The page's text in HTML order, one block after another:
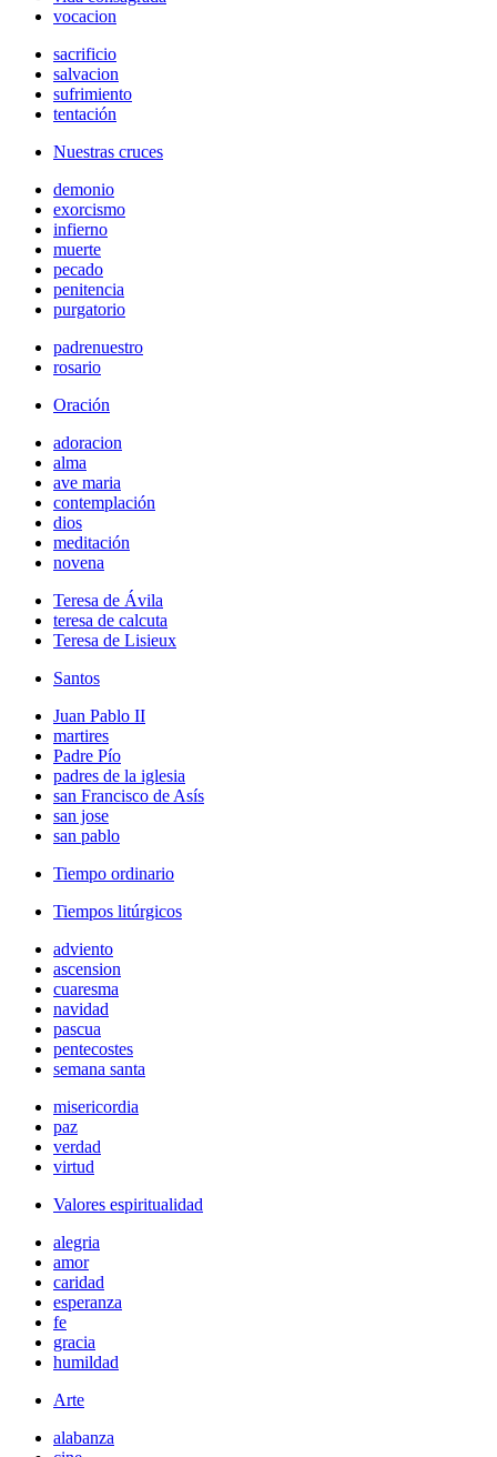
vocacion
sacrificio
salvacion
sufrimiento
tentación
Nuestras cruces
demonio
exorcismo
infierno
muerte
pecado
penitencia
purgatorio
padrenuestro
rosario
Oración
adoracion
alma
ave maria
contemplación
dios
meditación
novena
Teresa de Ávila
teresa de calcuta
Teresa de Lisieux
Santos
Juan Pablo II
martires
Padre Pío
padres de la iglesia
san Francisco de Asís
san jose
san pablo
Tiempo ordinario
Tiempos litúrgicos
adviento
ascension
cuaresma
navidad
pascua
pentecostes
semana santa
misericordia
paz
verdad
virtud
Valores espiritualidad
alegria
amor
caridad
esperanza
fe
gracia
humildad
Arte
alabanza